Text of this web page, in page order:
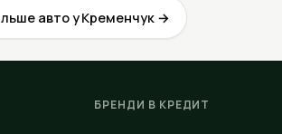
авто у Кременчук →
БРЕНДИ В КРЕДИТ